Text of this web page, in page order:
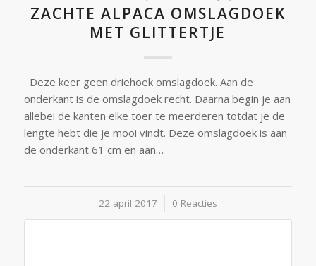
ZACHTE ALPACA OMSLAGDOEK
MET GLITTERTJE
Deze keer geen driehoek omslagdoek. Aan de
onderkant is de omslagdoek recht. Daarna begin je aan
allebei de kanten elke toer te meerderen totdat je de
lengte hebt die je mooi vindt. Deze omslagdoek is aan
de onderkant 61 cm en aan…
22 april 2017
/ 0 Reacties